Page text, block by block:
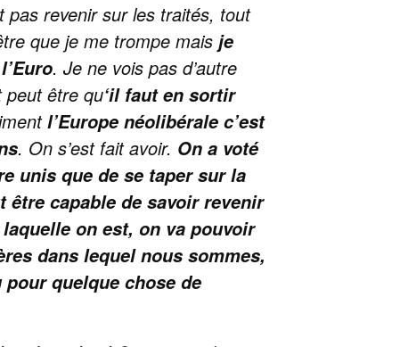
pas revenir sur les traités, tout
que je me trompe mais je
. Je ne vois pas d’autre
peut être qu‘il faut en sortir
l’Europe néolibérale c’est
. On s’est fait avoir. On a voté
unis que de se taper sur la
être capable de savoir revenir
on est, on va pouvoir
dans lequel nous sommes,
quelque chose de